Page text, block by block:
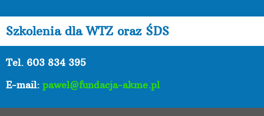
Szkolenia dla WTZ oraz ŚDS
Tel. 603 834 395
E-mail: pawel@fundacja-akme.pl